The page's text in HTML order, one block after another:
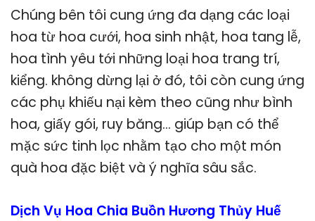
Chúng bên tôi cung ứng đa dạng các loại
hoa từ hoa cưới, hoa sinh nhật, hoa tang lễ,
hoa tình yêu tới những loại hoa trang trí,
kiểng. không dừng lại ở đó, tôi còn cung ứng
các phụ khiếu nại kèm theo cũng như bình
hoa, giấy gói, ruy băng… giúp bạn có thể
mặc sức tinh lọc nhằm tạo cho một món
quà hoa đặc biệt và ý nghĩa sâu sắc.
Dịch Vụ Hoa Chia Buồn Hương Thủy Huế